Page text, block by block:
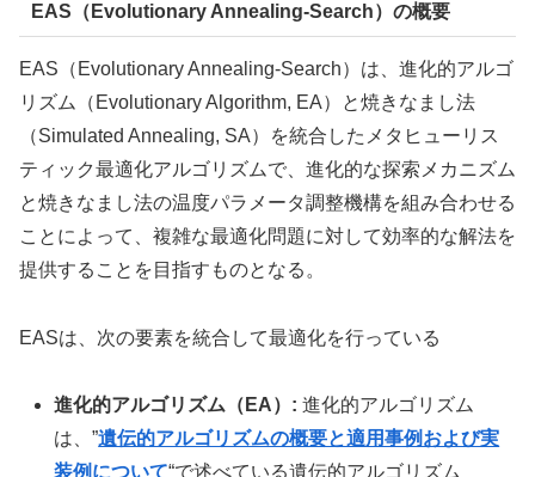
EAS（Evolutionary Annealing-Search）の概要
EAS（Evolutionary Annealing-Search）は、進化的アルゴ
リズム（Evolutionary Algorithm, EA）と焼きなまし法
（Simulated Annealing, SA）を統合したメタヒューリス
ティック最適化アルゴリズムで、進化的な探索メカニズム
と焼きなまし法の温度パラメータ調整機構を組み合わせる
ことによって、複雑な最適化問題に対して効率的な解法を
提供することを目指すものとなる。
EASは、次の要素を統合して最適化を行っている
進化的アルゴリズム（EA）:進化的アルゴリズム
は、”遺伝的アルゴリズムの概要と適用事例および実
装例について“で述べている遺伝的アルゴリズム